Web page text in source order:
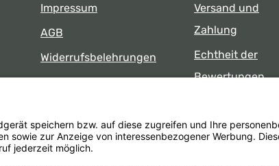
Impressum
AGB
Widerrufsbelehrungen
Datenschutz
Versand und
Zahlung
Echtheit der
Bewertungen
Laden